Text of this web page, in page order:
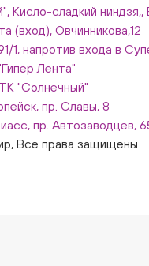
Кисло-сладкий ниндзя,,
(вход), Овчинникова,12
1, напротив входа в
Лента"
"Солнечный"
пр. Славы, 8
пр. Автозаводцев,
Все права защищены